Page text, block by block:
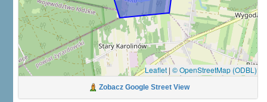
Leaflet | © OpenStreetMap (ODBL)
Zobacz Google Street View